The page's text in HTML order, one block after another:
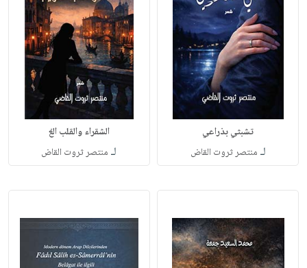
تشبثي بذراعي
لـ منتصر ثروت القاض
الشقراء والقلب الغ
لـ منتصر ثروت القاض